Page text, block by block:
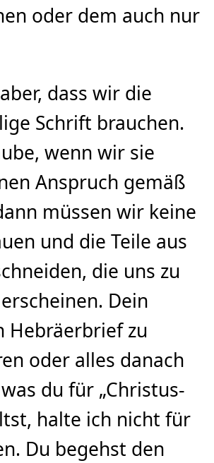
oder dem auch nur
dass wir die
Schrift brauchen.
wenn wir sie
Anspruch gemäß
müssen wir keine
und die Teile aus
die uns zu
Dein
Hebräerbrief zu
oder alles danach
du für „Christus-
halte ich nicht für
Du begehst den